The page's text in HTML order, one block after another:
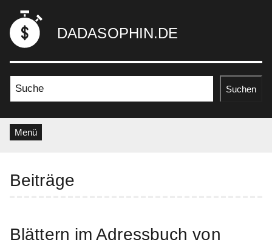
Zum
Inhalt
springen
dadasophin.de
DADASOPHIN.DE
Suche nach: Suchen
Menü
Beiträge
Blättern im Adressbuch von